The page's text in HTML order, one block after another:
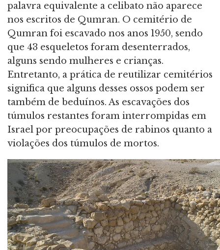
palavra equivalente a celibato não aparece
nos escritos de Qumran. O cemitério de
Qumran foi escavado nos anos 1950, sendo
que 43 esqueletos foram desenterrados,
alguns sendo mulheres e crianças.
Entretanto, a prática de reutilizar cemitérios
significa que alguns desses ossos podem ser
também de beduínos. As escavações dos
túmulos restantes foram interrompidas em
Israel por preocupações de rabinos quanto a
violações dos túmulos de mortos.